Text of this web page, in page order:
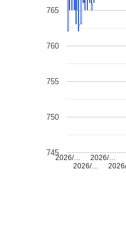
2026/…
2026/…
2026/…
745
750
755
760
765